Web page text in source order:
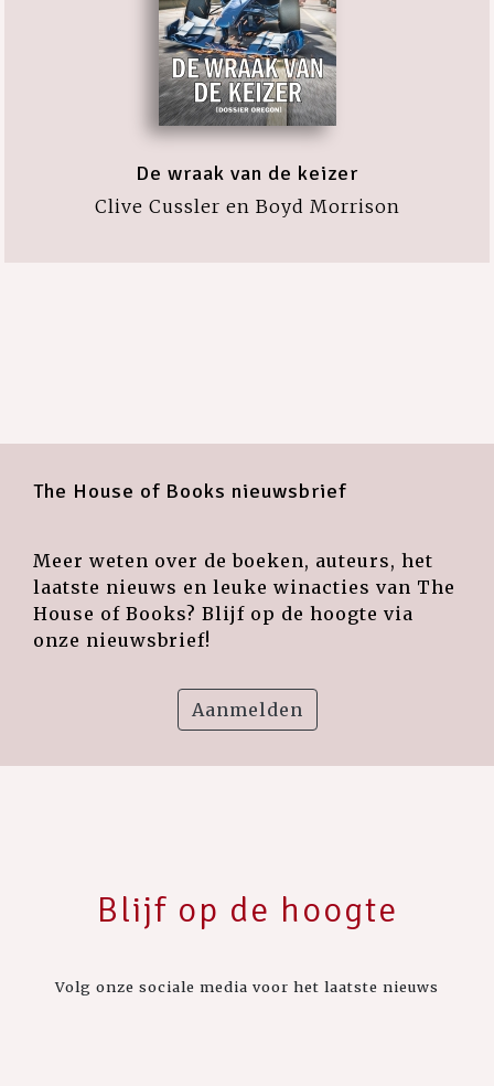
De wraak van de keizer
Clive Cussler en Boyd Morrison
The House of Books nieuwsbrief
Meer weten over de boeken, auteurs, het
laatste nieuws en leuke winacties van The
House of Books? Blijf op de hoogte via
onze nieuwsbrief!
Aanmelden
Blijf op de hoogte
Volg onze sociale media voor het laatste nieuws